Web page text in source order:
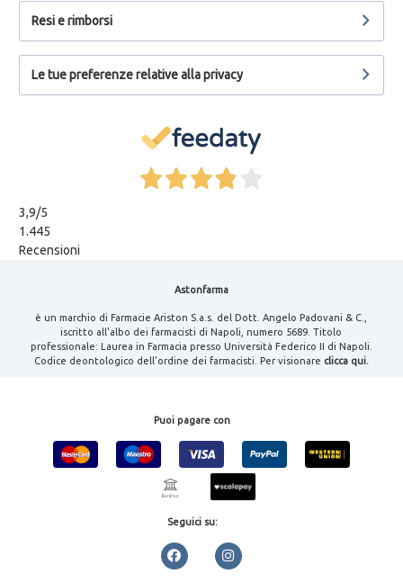
Resi e rimborsi
Le tue preferenze relative alla privacy
3,9/5
1.445
Recensioni
Astonfarma
è un marchio di Farmacie Ariston S.a.s. del Dott. Angelo Padovani & C.,
iscritto all'albo dei farmacisti di Napoli, numero 5689. Titolo
professionale: Laurea in Farmacia presso Università Federico II di Napoli.
Codice deontologico dell'ordine dei farmacisti. Per visionare clicca qui.
Puoi pagare con
Seguici su: